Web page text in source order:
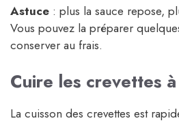
Astuce : plus la sauce repose,
Vous pouvez la préparer
conserver au frais.
Cuire les crevettes
La cuisson des crevettes est